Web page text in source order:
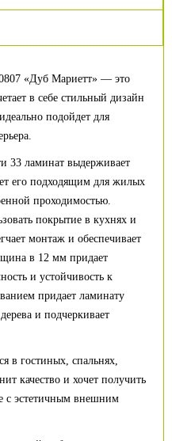
«Дуб Мариетт» — это
в себе стильный дизайн
подойдет для
33 ламинат выдерживает
его подходящим для жилых
проходимостью.
покрытие в кухнях и
монтаж и обеспечивает
в 12 мм придает
и устойчивость к
придает ламинату
и подчеркивает
в гостиных, спальнях,
качество и хочет получить
с эстетичным внешним